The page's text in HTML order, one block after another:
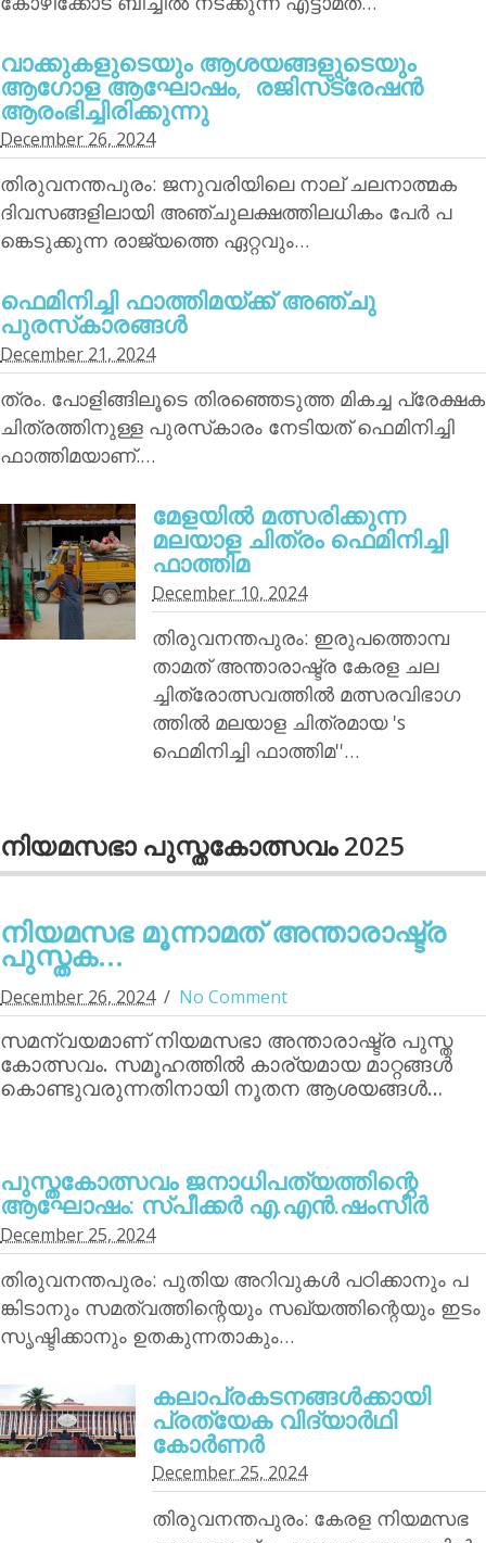
വാക്കുകളുടെയും ആശയങ്ങളുടെയും
ആഗോള ആഘോഷം, രജിസ്‌ട്രേഷന്‍
ആരംഭിച്ചിരിക്കുന്നു
December 26, 2024
തിരുവനന്തപുരം: ജനുവരിയിലെ നാല് ചലനാത്മക
ദിവസങ്ങളിലായി അഞ്ചുലക്ഷത്തിലധികം പേര്‍ പ
ങ്കെടുക്കുന്ന രാജ്യത്തെ ഏറ്റവും…
ഫെമിനിച്ചി ഫാത്തിമയ്ക്ക് അഞ്ചു
പുരസ്‌കാരങ്ങള്‍
December 21, 2024
ത്രം. പോളിങ്ങിലൂടെ തിരഞ്ഞെടുത്ത മികച്ച പ്രേക്ഷക
ചിത്രത്തിനുള്ള പുരസ്‌കാരം നേടിയത് ഫെമിനിച്ചി
ഫാത്തിമയാണ്.…
മേളയില്‍ മത്സരിക്കുന്ന
മലയാള ചിത്രം ഫെമിനിച്ചി
ഫാത്തിമ
December 10, 2024
തിരുവനന്തപുരം: ഇരുപത്തൊമ്പ
താമത് അന്താരാഷ്ട്ര കേരള ചല
ച്ചിത്രോത്സവത്തില്‍ മത്സരവിഭാഗ
ത്തില്‍ മലയാള ചിത്രമായ 's
ഫെമിനിച്ചി ഫാത്തിമ''…
നിയമസഭാ പുസ്തകോത്സവം 2025
നിയമസഭ മൂന്നാമത് അന്താരാഷ്ട്ര
പുസ്തക...
December 26, 2024 No Comment
സമന്വയമാണ് നിയമസഭാ അന്താരാഷ്ട്ര പുസ്ത
കോത്സവം. സമൂഹത്തില്‍ കാര്യമായ മാറ്റങ്ങള്‍
കൊണ്ടുവരുന്നതിനായി നൂതന ആശയങ്ങള്‍…
പുസ്തകോത്സവം ജനാധിപത്യത്തിന്റെ
ആഘോഷം: സ്പീക്കര്‍ എ.എന്‍.ഷംസീര്‍
December 25, 2024
തിരുവനന്തപുരം: പുതിയ അറിവുകള്‍ പഠിക്കാനും പ
ങ്കിടാനും സമത്വത്തിന്റെയും സഖ്യത്തിന്റെയും ഇടം
സൃഷ്ടിക്കാനും ഉതകുന്നതാകും…
കലാപ്രകടനങ്ങള്‍ക്കായി
പ്രത്യേക വിദ്യാര്‍ഥി
കോര്‍ണര്‍
December 25, 2024
തിരുവനന്തപുരം: കേരള നിയമസഭ